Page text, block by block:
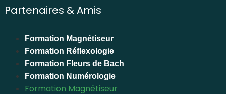
Partenaires & Amis
Formation Magnétiseur
Formation Réflexologie
Formation Fleurs de Bach
Formation Numérologie
Formation Magnétiseur